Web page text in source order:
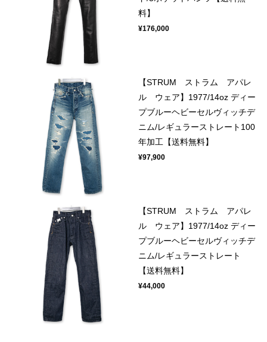
料】
¥176,000
【STRUM ストラム アパレ
ル ウェア】1977/14oz ディー
プブルーヘビーセルヴィッチデ
ニム/レギュラーストレート100
年加工【送料無料】
¥97,900
【STRUM ストラム アパレ
ル ウェア】1977/14oz ディー
プブルーヘビーセルヴィッチデ
ニム/レギュラーストレート
【送料無料】
¥44,000